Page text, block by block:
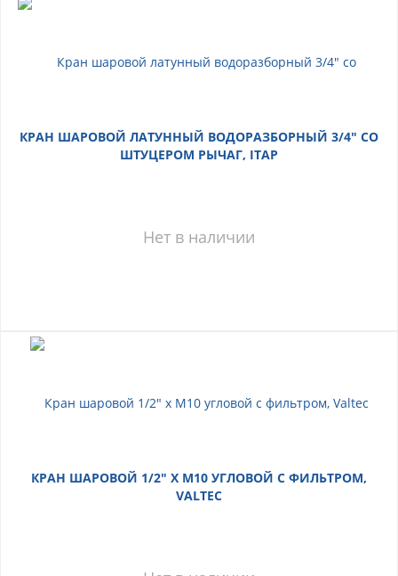
КРАН ШАРОВОЙ ЛАТУННЫЙ ВОДОРАЗБОРНЫЙ 3/4" СО
ШТУЦЕРОМ РЫЧАГ, ITAP
Нет в наличии
КРАН ШАРОВОЙ 1/2" Х М10 УГЛОВОЙ С ФИЛЬТРОМ,
VALTEC